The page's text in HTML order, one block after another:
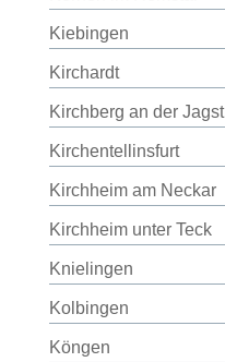
Kiebingen
Kirchardt
Kirchberg an der Jagst
Kirchentellinsfurt
Kirchheim am Neckar
Kirchheim unter Teck
Knielingen
Kolbingen
Köngen